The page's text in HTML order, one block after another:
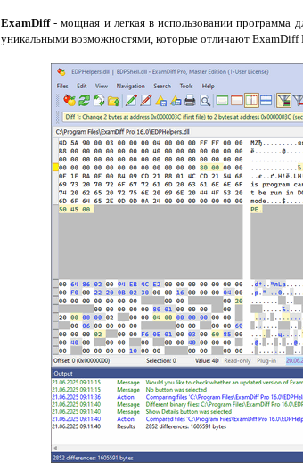
ExamDiff- мощная и легкая в использовании программа
уникальными возможностями, которые отличают ExamDiff